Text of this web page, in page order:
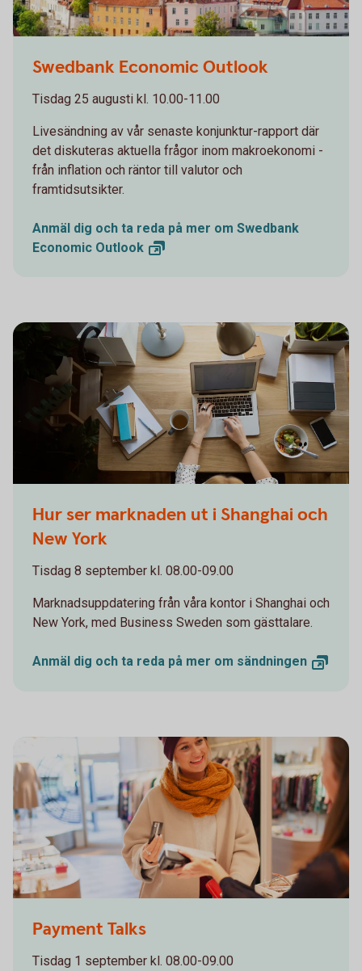
Swedbank Economic Outlook
Tisdag 25 augusti kl. 10.00-11.00
Livesändning av vår senaste konjunktur-rapport där
det diskuteras aktuella frågor inom makroekonomi -
från inflation och räntor till valutor och
framtidsutsikter.
Anmäl dig och ta reda på mer om Swedbank
Economic Outlook
Hur ser marknaden ut i Shanghai och
New York
Tisdag 8 september kl. 08.00-09.00
Marknadsuppdatering från våra kontor i Shanghai och
New York, med Business Sweden som gästtalare.
Anmäl dig och ta reda på mer om sändningen
Payment Talks
Tisdag 1 september kl. 08.00-09.00